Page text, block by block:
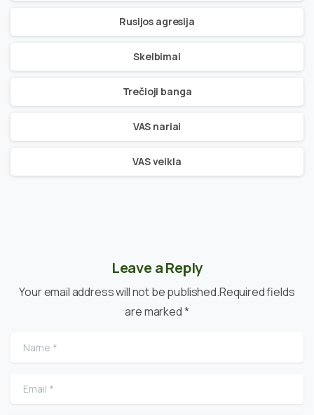
Rusijos agresija
Skelbimai
Trečioji banga
VAS nariai
VAS veikla
Leave a Reply
Your email address will not be published.Required fields
are marked *
Name
Email